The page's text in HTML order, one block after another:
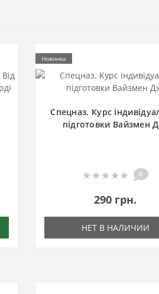
Новинка
Спецназ. Курс
підготовки Вайзмен
0
290 грн.
НЕТ В НАЛИЧИИ